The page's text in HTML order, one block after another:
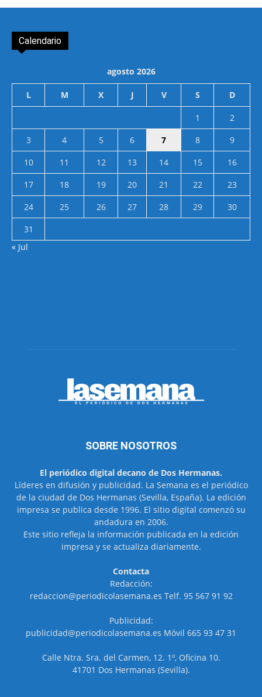
Calendario
agosto 2026
L M X J V S D
1
2
3
4 5 6 7 8
9
10
11 12 13 14 15
16
17
18 19 20 21 22
23
24
25 26 27 28 29
30
31
« Jul
SOBRE NOSOTROS
El periódico digital decano de Dos Hermanas.
Líderes en difusión y publicidad. La Semana es el periódico
de la ciudad de Dos Hermanas (Sevilla, España). La edición
impresa se publica desde 1996. El sitio digital comenzó su
andadura en 2006.
Este sitio refleja la información publicada en la edición
impresa y se actualiza diariamente.
Contacta
Redacción:
redaccion@periodicolasemana.es Telf. 95 567 91 92
Publicidad:
publicidad@periodicolasemana.es Móvil 665 93 47 31
Calle Ntra. Sra. del Carmen, 12. 1º, Oficina 10.
41701 Dos Hermanas (Sevilla).